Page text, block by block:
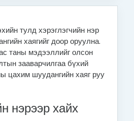
тулд хэрэглэгчийн нэр
хаягийг доор оруулна.
таны мэдээллийг олсон
зааварчилгаа бүхий
цахим шуудангийн хаяг руу
нэрээр хайх